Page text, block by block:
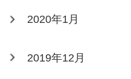
2020年1月
2019年12月